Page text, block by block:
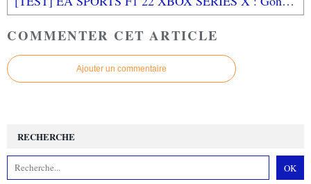
COMMENTER CET ARTICLE
Ajouter un commentaire
RECHERCHE